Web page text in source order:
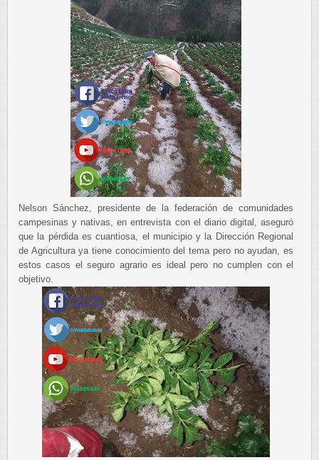
Nelson Sánchez, presidente de la federación de comunidades
campesinas y nativas, en entrevista con el diario digital, aseguró
que la pérdida es cuantiosa, el municipio y la Dirección Regional
de Agricultura ya tiene conocimiento del tema pero no ayudan, es
estos casos el seguro agrario es ideal pero no cumplen con el
objetivo.